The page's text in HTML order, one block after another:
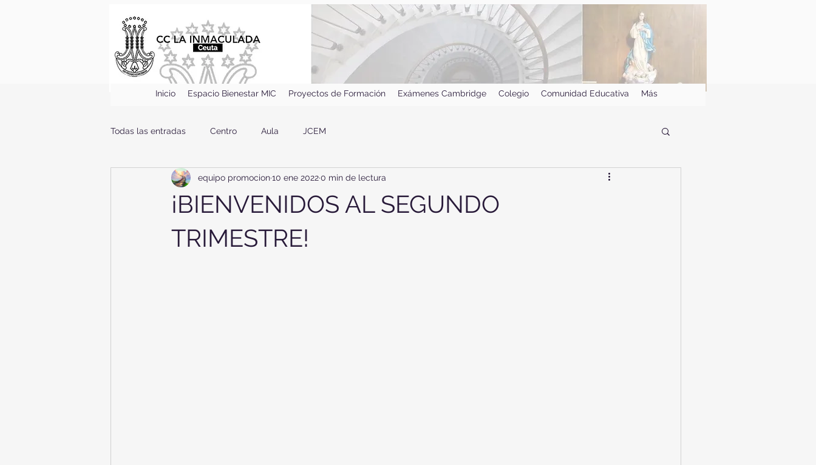
Inicio Espacio Bienestar MIC Proyectos de Formación Exámenes Cambridge Colegio Comunidad Educativa Más
Todas las entradas Centro Aula JCEM
¡BIENVENIDOS AL SEGUNDO
TRIMESTRE!
equipo promocion10 ene 20220 min de lectura